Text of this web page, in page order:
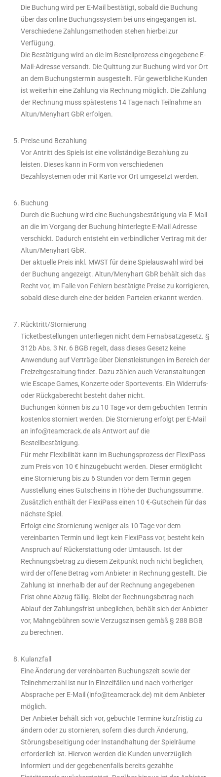
Die Buchung wird per E-Mail bestätigt, sobald die Buchung
über das online Buchungssystem bei uns eingegangen ist.
Verschiedene Zahlungsmethoden stehen hierbei zur
Verfügung.
Die Bestätigung wird an die im Bestellprozess eingegebene E-
Mail-Adresse versandt. Die Quittung zur Buchung wird vor Ort
an dem Buchungstermin ausgestellt. Für gewerbliche Kunden
ist weiterhin eine Zahlung via Rechnung möglich. Die Zahlung
der Rechnung muss spätestens 14 Tage nach Teilnahme an
Altun/Menyhart GbR erfolgen.
Preise und Bezahlung
Vor Antritt des Spiels ist eine vollständige Bezahlung zu
leisten. Dieses kann in Form von verschiedenen
Bezahlsystemen oder mit Karte vor Ort umgesetzt werden.
Buchung
Durch die Buchung wird eine Buchungsbestätigung via E-Mail
an die im Vorgang der Buchung hinterlegte E-Mail Adresse
verschickt. Dadurch entsteht ein verbindlicher Vertrag mit der
Altun/Menyhart GbR.
Der aktuelle Preis inkl. MWST für deine Spielauswahl wird bei
der Buchung angezeigt. Altun/Menyhart GbR behält sich das
Recht vor, im Falle von Fehlern bestätigte Preise zu korrigieren,
sobald diese durch eine der beiden Parteien erkannt werden.
Rücktritt/Stornierung
Ticketbestellungen unterliegen nicht dem Fernabsatzgesetz. §
312b Abs. 3 Nr. 6 BGB regelt, dass dieses Gesetz keine
Anwendung auf Verträge über Dienstleistungen im Bereich der
Freizeitgestaltung findet. Dazu zählen auch Veranstaltungen
wie Escape Games, Konzerte oder Sportevents. Ein Widerrufs-
oder Rückgaberecht besteht daher nicht.
Buchungen können bis zu 10 Tage vor dem gebuchten Termin
kostenlos storniert werden. Die Stornierung erfolgt per E-Mail
an info@teamcrack.deals Antwort auf die
Bestellbestätigung.
Für mehr Flexibilität kann im Buchungsprozess der FlexiPass
zum Preis von 10 € hinzugebucht werden. Dieser ermöglicht
eine Stornierung bis zu 6 Stunden vor dem Termin gegen
Ausstellung eines Gutscheins in Höhe der Buchungssumme.
Zusätzlich enthält der FlexiPass einen 10 €-Gutschein für das
nächste Spiel.
Erfolgt eine Stornierung weniger als 10 Tage vor dem
vereinbarten Termin und liegt kein FlexiPass vor, besteht kein
Anspruch auf Rückerstattung oder Umtausch. Ist der
Rechnungsbetrag zu diesem Zeitpunkt noch nicht beglichen,
wird der offene Betrag vom Anbieter in Rechnung gestellt. Die
Zahlung ist innerhalb der auf der Rechnung angegebenen
Frist ohne Abzug fällig. Bleibt der Rechnungsbetrag nach
Ablauf der Zahlungsfrist unbeglichen, behält sich der Anbieter
vor, Mahngebühren sowie Verzugszinsen gemäß § 288 BGB
zu berechnen.
Kulanzfall
Eine Änderung der vereinbarten Buchungszeit sowie der
Teilnehmerzahl ist nur in Einzelfällen und nach vorheriger
Absprache per E-Mail (info@teamcrack.de) mit dem Anbieter
möglich.
Der Anbieter behält sich vor, gebuchte Termine kurzfristig zu
ändern oder zu stornieren, sofern dies durch Änderung,
Störungsbeseitigung oder Instandhaltung der Spielräume
erforderlich ist. Hiervon werden die Kunden unverzüglich
informiert und der gegebenenfalls bereits gezahlte